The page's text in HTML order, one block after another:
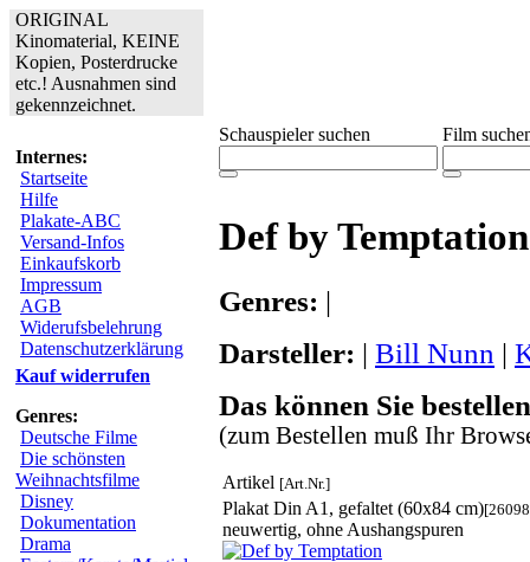
ORIGINAL
Kinomaterial, KEINE
Kopien, Posterdrucke
etc.! Ausnahmen sind
gekennzeichnet.
Internes:
Startseite
Hilfe
Plakate-ABC
Versand-Infos
Einkaufskorb
Impressum
AGB
Widerufsbelehrung
Datenschutzerklärung
Kauf widerrufen
Genres:
Deutsche Filme
Die schönsten
Weihnachtsfilme
Disney
Dokumentation
Drama
Schauspieler suchen Film
Def by Temptation
Genres: |
Darsteller: | Bill Nunn |
Das können Sie
(zum Bestellen muß Ihr
Artikel [Art.Nr.]
Plakat Din A1, gefaltet (60x84 cm)
neuwertig, ohne Aushangspuren